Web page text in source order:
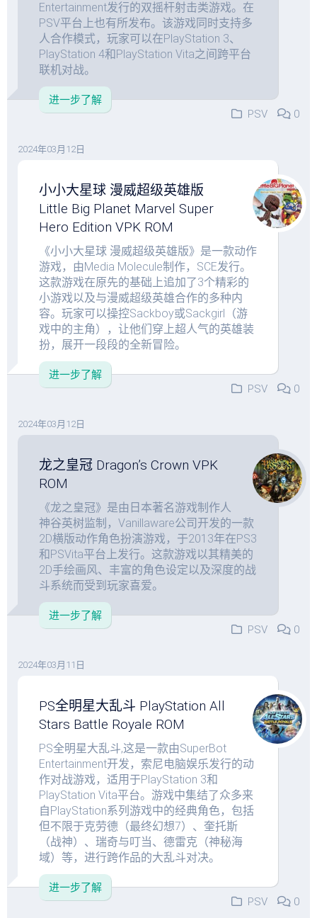
Entertainment发行的双摇杆射击类游戏。在
PSV平台上也有所发布。该游戏同时支持多
人合作模式，玩家可以在PlayStation 3、
PlayStation 4和PlayStation Vita之间跨平台
联机对战。
进一步了解
PSV
0
2024年03月12日
小小大星球 漫威超级英雄版
Little Big Planet Marvel Super
Hero Edition VPK ROM
《小小大星球 漫威超级英雄版》是一款动作
游戏，由Media Molecule制作，SCE发行。
这款游戏在原先的基础上追加了3个精彩的
小游戏以及与漫威超级英雄合作的多种内
容。玩家可以操控Sackboy或Sackgirl（游
戏中的主角），让他们穿上超人气的英雄装
扮，展开一段段的全新冒险。
进一步了解
PSV
0
2024年03月12日
龙之皇冠 Dragon’s Crown VPK
ROM
《龙之皇冠》是由日本著名游戏制作人
神谷英树监制，Vanillaware公司开发的一款
2D横版动作角色扮演游戏，于2013年在PS3
和PSVita平台上发行。这款游戏以其精美的
2D手绘画风、丰富的角色设定以及深度的战
斗系统而受到玩家喜爱。
进一步了解
PSV
0
2024年03月11日
PS全明星大乱斗 PlayStation All
Stars Battle Royale ROM
PS全明星大乱斗,这是一款由SuperBot
Entertainment开发，索尼电脑娱乐发行的动
作对战游戏，适用于PlayStation 3和
PlayStation Vita平台。游戏中集结了众多来
自PlayStation系列游戏中的经典角色，包括
但不限于克劳德（最终幻想7）、奎托斯
（战神）、瑞奇与叮当、德雷克（神秘海
域）等，进行跨作品的大乱斗对决。
进一步了解
PSV
0